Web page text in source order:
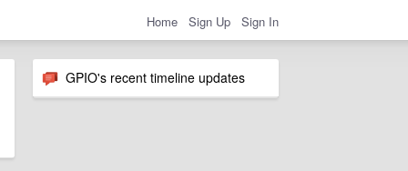
Home Sign Up Sign In
GPIO's recent timeline updates